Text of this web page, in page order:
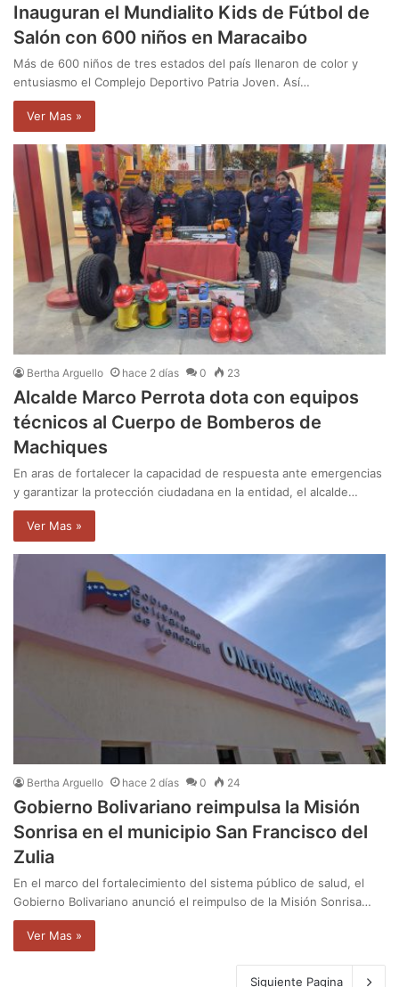
Inauguran el Mundialito Kids de Fútbol de
Salón con 600 niños en Maracaibo
Más de 600 niños de tres estados del país llenaron de color y
entusiasmo el Complejo Deportivo Patria Joven. Así…
Ver Mas »
Bertha Arguello hace 2 días 0 23
Alcalde Marco Perrota dota con equipos
técnicos al Cuerpo de Bomberos de
Machiques
En aras de fortalecer la capacidad de respuesta ante emergencias
y garantizar la protección ciudadana en la entidad, el alcalde…
Ver Mas »
Bertha Arguello hace 2 días 0 24
Gobierno Bolivariano reimpulsa la Misión
Sonrisa en el municipio San Francisco del
Zulia
En el marco del fortalecimiento del sistema público de salud, el
Gobierno Bolivariano anunció el reimpulso de la Misión Sonrisa…
Ver Mas »
Siguiente Pagina